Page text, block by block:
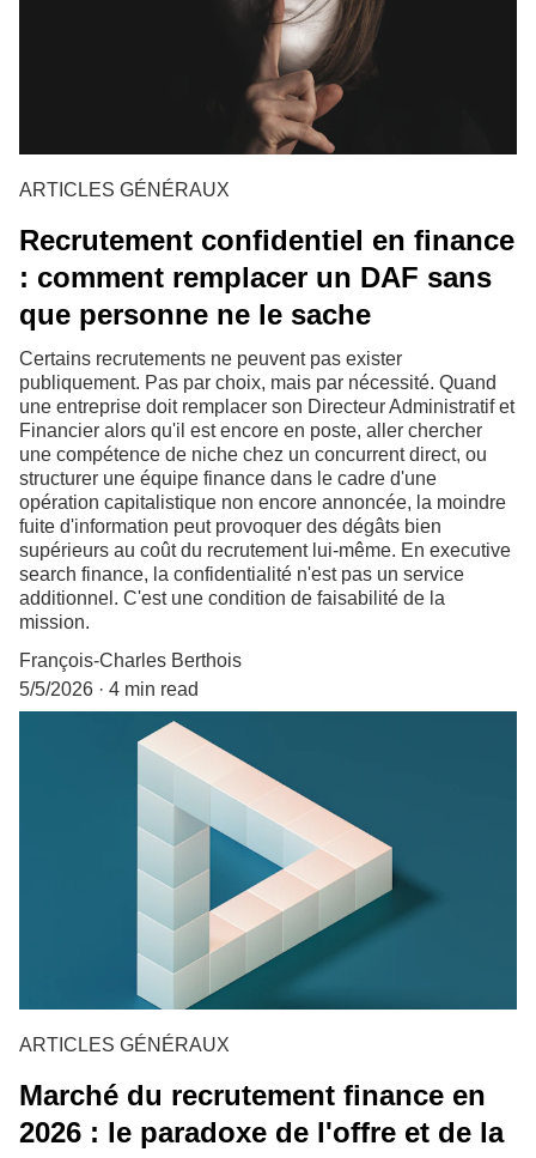
ARTICLES GÉNÉRAUX
Recrutement confidentiel en finance
: comment remplacer un DAF sans
que personne ne le sache
Certains recrutements ne peuvent pas exister
publiquement. Pas par choix, mais par nécessité. Quand
une entreprise doit remplacer son Directeur Administratif et
Financier alors qu'il est encore en poste, aller chercher
une compétence de niche chez un concurrent direct, ou
structurer une équipe finance dans le cadre d'une
opération capitalistique non encore annoncée, la moindre
fuite d'information peut provoquer des dégâts bien
supérieurs au coût du recrutement lui-même. En executive
search finance, la confidentialité n'est pas un service
additionnel. C'est une condition de faisabilité de la
mission.
François-Charles Berthois
5/5/2026
4 min read
ARTICLES GÉNÉRAUX
Marché du recrutement finance en
2026 : le paradoxe de l'offre et de la